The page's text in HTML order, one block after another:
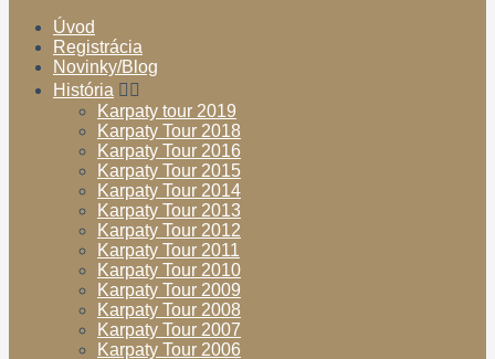
Úvod
Registrácia
Novinky/Blog
História
Karpaty tour 2019
Karpaty Tour 2018
Karpaty Tour 2016
Karpaty Tour 2015
Karpaty Tour 2014
Karpaty Tour 2013
Karpaty Tour 2012
Karpaty Tour 2011
Karpaty Tour 2010
Karpaty Tour 2009
Karpaty Tour 2008
Karpaty Tour 2007
Karpaty Tour 2006